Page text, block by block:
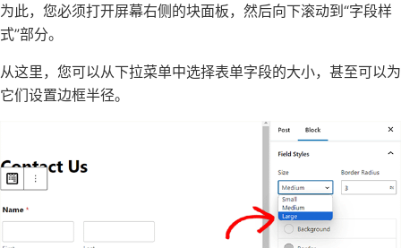
为此，您必须打开屏幕右侧的块面板，然后向下滚动到“字段样
式”部分。
从这里，您可以从下拉菜单中选择表单字段的大小，甚至可以为
它们设置边框半径。